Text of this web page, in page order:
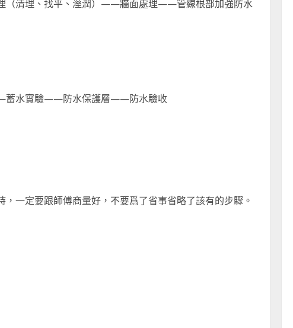
（清理、找平、溼潤）——牆面處理——管線根部加強防水
水實驗——防水保護層——防水驗收
，一定要跟師傅商量好，不要爲了省事省略了該有的步驟。